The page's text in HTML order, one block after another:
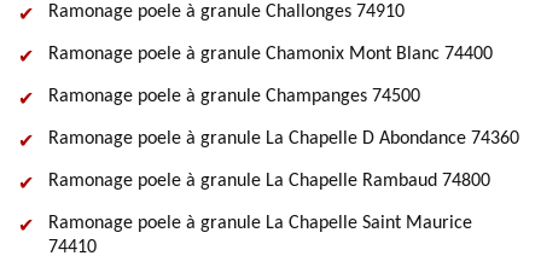
Ramonage poele à granule Challonges 74910
Ramonage poele à granule Chamonix Mont Blanc 74400
Ramonage poele à granule Champanges 74500
Ramonage poele à granule La Chapelle D Abondance 74360
Ramonage poele à granule La Chapelle Rambaud 74800
Ramonage poele à granule La Chapelle Saint Maurice
74410